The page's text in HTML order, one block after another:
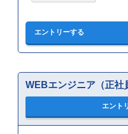
WEBエンジニア（正社